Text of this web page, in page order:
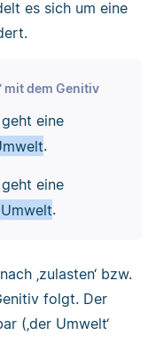
es sich um eine
mit dem Genitiv
eine
.
eine
.
‚zulasten‘ bzw.
folgt. Der
(‚der Umwelt‘